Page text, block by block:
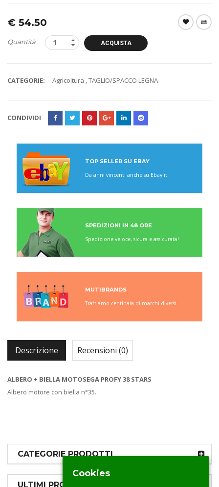
CATEGORIE PRODOTTI
ULTIMI PRODOTTI
€ 54.50
Quantità ACQUISTA
CATEGORIE: Agricoltura ,TAGLIO/SPACCO LEGNA
CONDIVIDI
TOP SELLER SU EBAY
Da anni vincenti anche su Ebay.it
SPEDIZIONI IN 48 ORE
Spedizione veloce, sicura e assicurata!
MUTIBRANDS
Trattiamo centinaia di marchi diversi.
Descrizione Recensioni (0)
ALBERO + BIELLA MOTOSEGA PROFY 38 STARS
Albero motore con biella n°35.
Cookies